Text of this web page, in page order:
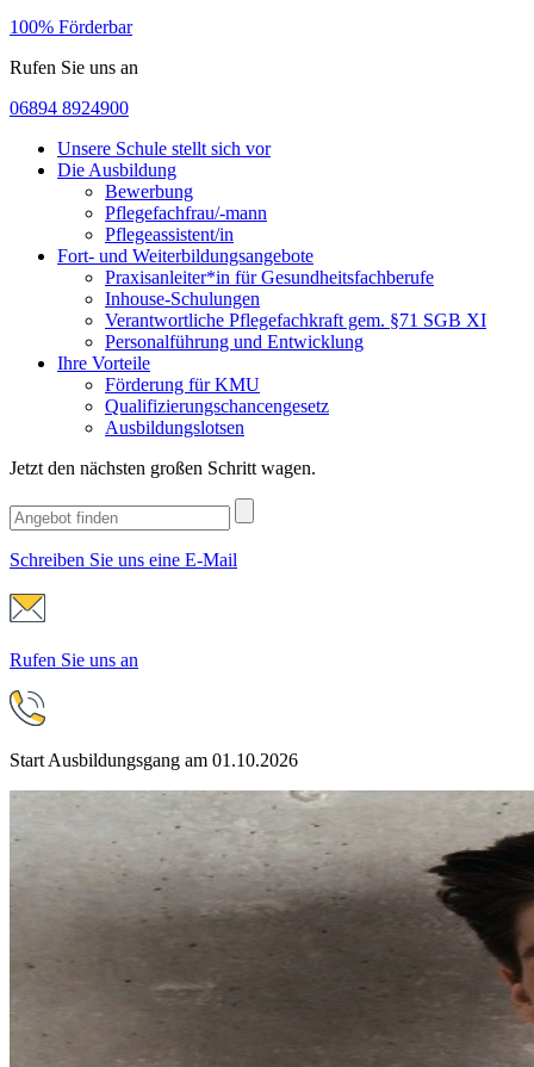
100% Förderbar
Rufen Sie uns an
06894 8924900
Unsere Schule stellt sich vor
Die Ausbildung
Bewerbung
Pflegefachfrau/-mann
Pflegeassistent/in
Fort- und Weiterbildungsangebote
Praxisanleiter*in für Gesundheitsfachberufe
Inhouse-Schulungen
Verantwortliche Pflegefachkraft gem. §71 SGB XI
Personalführung und Entwicklung
Ihre Vorteile
Förderung für KMU
Qualifizierungschancengesetz
Ausbildungslotsen
Jetzt den nächsten großen Schritt wagen.
Schreiben Sie uns eine E-Mail
Rufen Sie uns an
Start Ausbildungsgang am 01.10.2026